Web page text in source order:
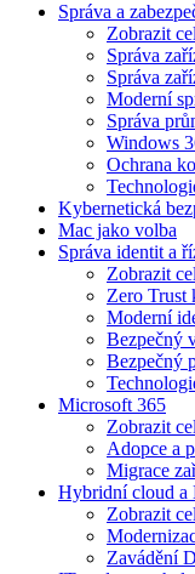
Správa a
Zobrazit
Správa
Správa
Moderní
Správa
Windows
Ochrana
Kybernetická
Mac jako volba
Správa identit a
Zobrazit
Zero Trust
Moderní
Bezpečný
Bezpečný
Microsoft 365
Zobrazit
Adopce a
Migrace
Hybridní cloud a
Zobrazit
Zavádění